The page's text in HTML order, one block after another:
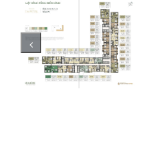
Lợi Thế của
Chung Cư
Atera Central
Phố Nối